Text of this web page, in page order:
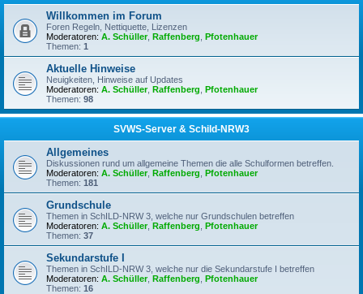
h
Willkommen im Forum
Foren Regeln, Nettiquette, Lizenzen
Moderatoren: A. Schüller, Raffenberg Pfotenhauer
Themen: 1
Aktuelle Hinweise
Neuigkeiten, Hinweise auf Updates
Moderatoren: A. Schüller, Raffenberg Pfotenhauer
Themen: 98
SVWS-Server & Schild-NRW3
Allgemeines
Diskussionen rund um allgemeine Themen die alle Schulformen betreffen.
Moderatoren: A. Schüller, Raffenberg Pfotenhauer
Themen: 181
Grundschule
Themen in SchILD-NRW 3, welche nur Grundschulen betreffen
Moderatoren: A. Schüller, Raffenberg Pfotenhauer
Themen: 37
Sekundarstufe I
Themen in SchILD-NRW 3, welche nur die Sekundarstufe I betreffen
Moderatoren: A. Schüller, Raffenberg Pfotenhauer
Themen: 16